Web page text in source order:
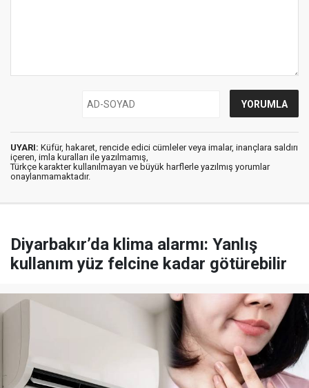
UYARI: Küfür, hakaret, rencide edici cümleler veya imalar, inançlara saldırı
içeren, imla kuralları ile yazılmamış,
Türkçe karakter kullanılmayan ve büyük harflerle yazılmış yorumlar
onaylanmamaktadır.
Diyarbakır’da klima alarmı: Yanlış
kullanım yüz felcine kadar götürebilir